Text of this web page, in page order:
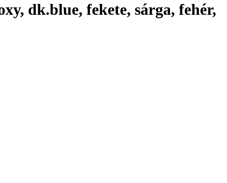
dk.blue, fekete, sárga, fehér,